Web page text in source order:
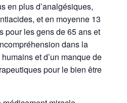
en plus d’analgésiques,
et en moyenne 13
pour les gens de 65 ans et
dans la
et d’un manque de
pour le bien être